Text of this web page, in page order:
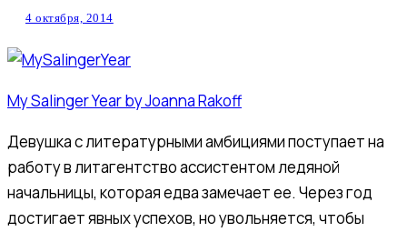
4 октября, 2014
My Salinger Year by Joanna Rakoff
Девушка с литературными амбициями поступает на
работу в литагентство ассистентом ледяной
начальницы, которая едва замечает ее. Через год
достигает явных успехов, но увольняется, чтобы